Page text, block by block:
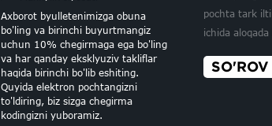
OCH PUSHTI
RO‘KMA QOG‘OZ
MAXSUS BUNDLE
TO'QMA
Axborot byulletenimizga obuna
bo'ling va birinchi buyurtmangiz
uchun 10% chegirmaga ega bo'ling
va har qanday eksklyuziv takliflar
haqida birinchi bo'lib eshiting.
Quyida elektron pochtangizni
to'ldiring, biz sizga chegirma
kodingizni yuboramiz.
pochta tark
ichida aloqada
SO'ROV